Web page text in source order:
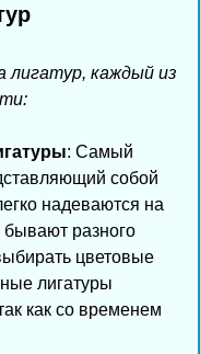
лигатур, каждый из
: Самый
собой
надеваются на
бывают разного
цветовые
лигатуры
как со временем